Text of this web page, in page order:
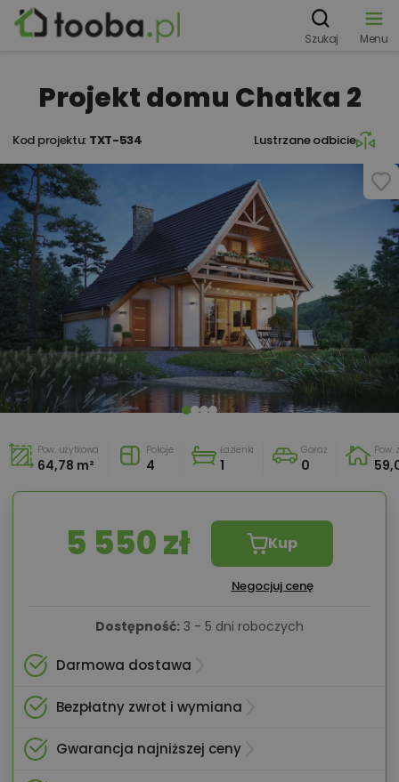
Szukaj Menu
Projekt domu Chatka 2
Kod projektu: TXT-534 Lustrzane odbicie
Pow. użytkowa
64,78 m²
Pokoje
4
Łazienki
1
Garaż
0
Pow.
5 550 zł Kup
Negocjuj cenę
Dostępność: 3 - 5 dni roboczych
Darmowa dostawa
Bezpłatny zwrot i wymiana
Gwarancja najniższej ceny